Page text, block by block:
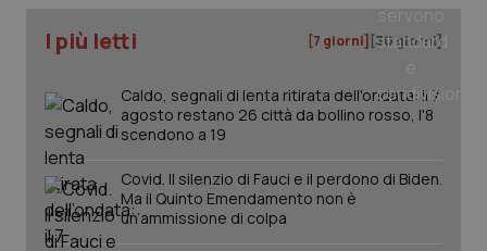
I più letti [7 giorni] [30 giorni]
Caldo, segnali di lenta ritirata dell'ondata: il 7
agosto restano 26 città da bollino rosso, l'8
scendono a 19
Covid. Il silenzio di Fauci e il perdono di Biden.
Ma il Quinto Emendamento non è
un’ammissione di colpa
tracking-enable